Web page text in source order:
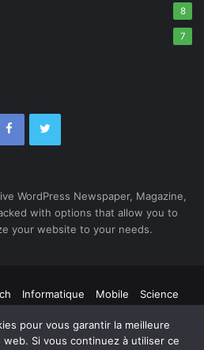
8
7
WordPress Newspaper, Magazine,
with options that allow you to
your website to your needs.
Informatique Mobile
Science
Web
pour vous garantir la meilleure
Si vous continuez à utiliser ce